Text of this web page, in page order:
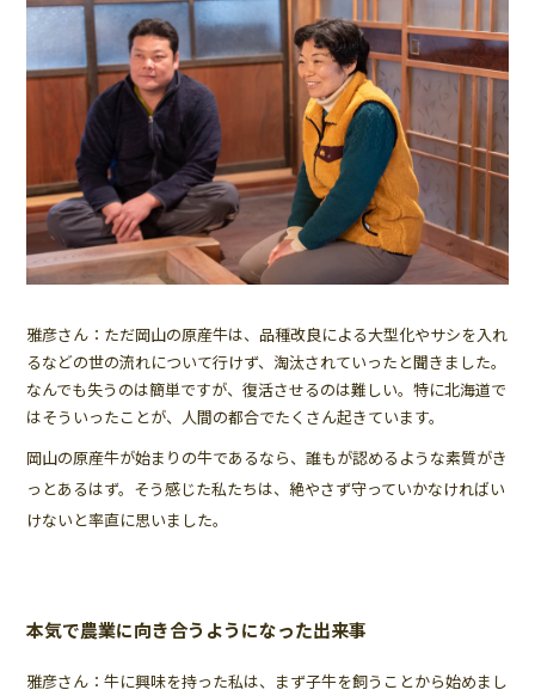
雅彦さん：ただ岡山の原産牛は、品種改良による大型化やサシを入れ
るなどの世の流れについて行けず、淘汰されていったと聞きました。
なんでも失うのは簡単ですが、復活させるのは難しい。特に北海道で
はそういったことが、人間の都合でたくさん起きています。
岡山の原産牛が始まりの牛であるなら、誰もが認めるような素質がき
っとあるはず。そう感じた私たちは、絶やさず守っていかなければい
けないと率直に思いました。
本気で農業に向き合うようになった出来事
雅彦さん：牛に興味を持った私は、まず子牛を飼うことから始めまし